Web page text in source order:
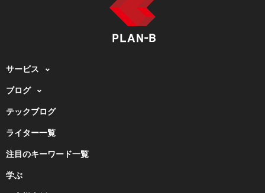
サービス
ブログ
テックブログ
ライター一覧
注目のキーワード一覧
学ぶ